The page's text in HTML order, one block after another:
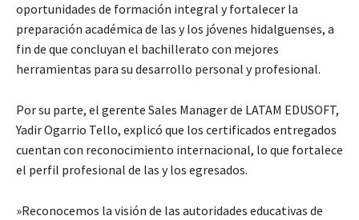
oportunidades de formación integral y fortalecer la
preparación académica de las y los jóvenes hidalguenses, a
fin de que concluyan el bachillerato con mejores
herramientas para su desarrollo personal y profesional.
Por su parte, el gerente Sales Manager de LATAM EDUSOFT,
Yadir Ogarrio Tello, explicó que los certificados entregados
cuentan con reconocimiento internacional, lo que fortalece
el perfil profesional de las y los egresados.
​»Reconocemos la visión de las autoridades educativas de